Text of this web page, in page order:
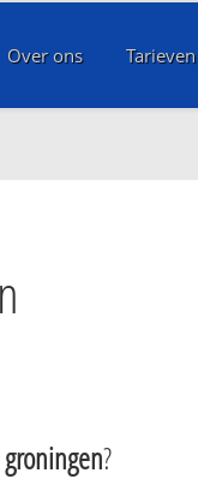
Over ons Tarieven
?